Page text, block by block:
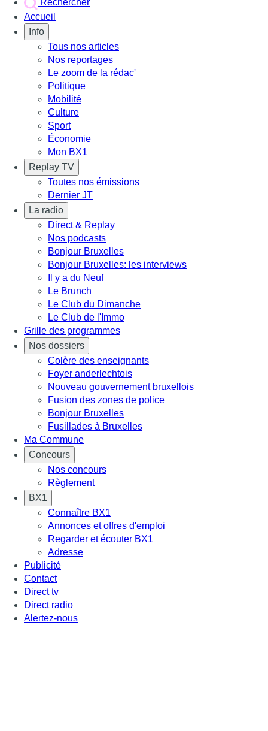
Rechercher
Accueil
Info
Tous nos articles
Nos reportages
Le zoom de la rédac'
Politique
Mobilité
Culture
Sport
Économie
Mon BX1
Replay TV
Toutes nos émissions
Dernier JT
La radio
Direct & Replay
Nos podcasts
Bonjour Bruxelles
Bonjour Bruxelles: les interviews
Il y a du Neuf
Le Brunch
Le Club du Dimanche
Le Club de l'Immo
Grille des programmes
Nos dossiers
Colère des enseignants
Foyer anderlechtois
Nouveau gouvernement bruxellois
Fusion des zones de police
Bonjour Bruxelles
Fusillades à Bruxelles
Ma Commune
Concours
Nos concours
Règlement
BX1
Connaître BX1
Annonces et offres d'emploi
Regarder et écouter BX1
Adresse
Publicité
Contact
Direct tv
Direct radio
Alertez-nous